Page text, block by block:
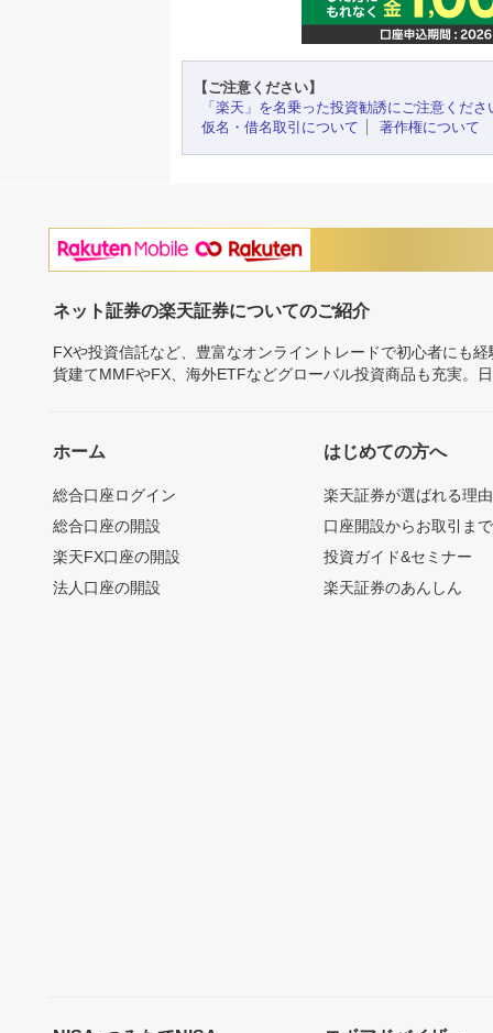
【ご注意ください】
「楽天」を名乗った投資勧誘にご注意くださ
仮名・借名取引について
著作権について
ネット証券の楽天証券についてのご紹介
FXや投資信託など、豊富なオンライントレードで初心者にも
貨建てMMFやFX、海外ETFなどグローバル投資商品も充実。
ホーム
総合口座ログイン
総合口座の開設
楽天FX口座の開設
法人口座の開設
はじめての方へ
楽天証券が選ばれる理由
口座開設からお取引ま
投資ガイド&セミナー
楽天証券のあんしん